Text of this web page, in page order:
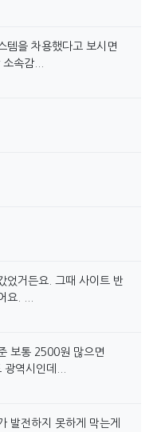
템을 차용했다고 보시면
속감...
었거든요. 그때 사이트 반
요. ...
보통 2500원 많으면
역시인데...
발전하지 못하게 막는게